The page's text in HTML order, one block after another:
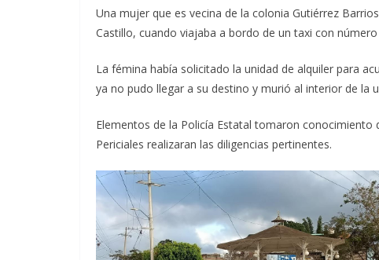
Una mujer que es vecina de la colonia Gutiérrez
Castillo, cuando viajaba a bordo de un taxi con
La fémina había solicitado la unidad de alquiler para
ya no pudo llegar a su destino y murió al interior de la
Elementos de la Policía Estatal tomaron
Periciales realizaran las diligencias pertinentes.